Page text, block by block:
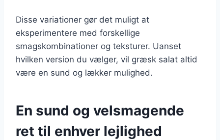
Disse variationer gør det muligt at
eksperimentere med forskellige
smagskombinationer og teksturer. Uanset
hvilken version du vælger, vil græsk salat altid
være en sund og lækker mulighed.
En sund og velsmagende
ret til enhver lejlighed